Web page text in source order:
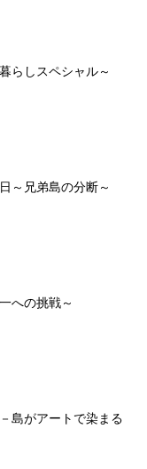
らしスペシャル～
～兄弟島の分断～
への挑戦～
島がアートで染まる